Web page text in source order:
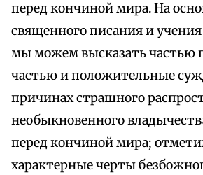
перед кончиной мира. На
священного писания и
мы можем высказать частью
частью и положительные
причинах страшного
необыкновенного
перед кончиной мира;
характерные черты